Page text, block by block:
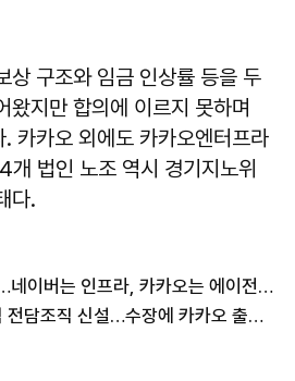
상 구조와 임금 인상률 등을 두
왔지만 합의에 이르지 못하며
카카오 외에도 카카오엔터프라
개 법인 노조 역시 경기지노위
다.
두 회사, 다른 AI 해법…네이버는 인프라, 카카오는 에이전트
토스뱅크, 데이터 분석 전담조직 신설…수장에 카카오 출신 선임